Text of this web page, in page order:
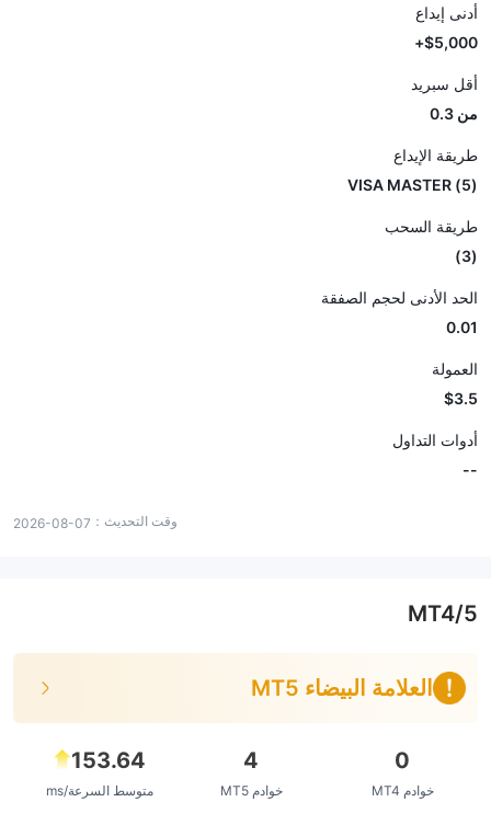
أدنى إيداع
$5,000+
أقل سبريد
من 0.3
طريقة الإيداع
(5) VISA MASTER
طريقة السحب
(3)
الحد الأدنى لحجم الصفقة
0.01
العمولة
$3.5
أدوات التداول
--
وقت التحديث： 2026-08-07
MT4/5
العلامة البيضاء MT5
0
خوادم MT4
4
خوادم MT5
153.64
متوسط السرعة/ms